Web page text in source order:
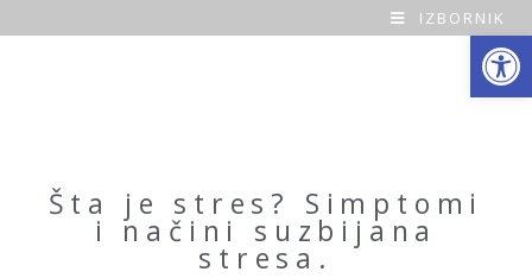
Open toolbar
O
IZBORNIK
Šta je stres? Simptomi
i načini suzbijana
stresa.